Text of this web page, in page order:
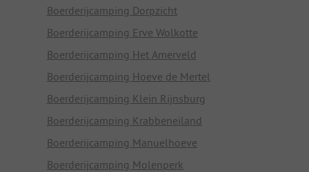
Boerderijcamping Dorpzicht
Boerderijcamping Erve Wolkotte
Boerderijcamping Het Amerveld
Boerderijcamping Hoeve de Mertel
Boerderijcamping Klein Rijnsburg
Boerderijcamping Krabbeneiland
Boerderijcamping Manuelhoeve
Boerderijcamping Molenperk